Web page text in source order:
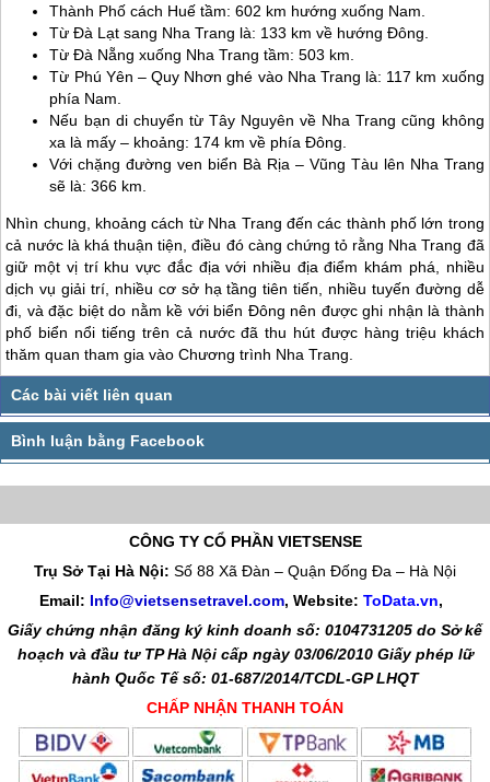
Thành Phố cách Huế tầm: 602 km hướng xuống Nam.
Từ Đà Lạt sang Nha Trang là: 133 km về hướng Đông.
Từ Đà Nẵng xuống Nha Trang tầm: 503 km.
Từ Phú Yên – Quy Nhơn ghé vào Nha Trang là: 117 km xuống
phía Nam.
Nếu bạn di chuyển từ Tây Nguyên về Nha Trang cũng không
xa là mấy – khoảng: 174 km về phía Đông.
Với chặng đường ven biển Bà Rịa – Vũng Tàu lên Nha Trang
sẽ là: 366 km.
Nhìn chung, khoảng cách từ Nha Trang đến các thành phố lớn trong
cả nước là khá thuận tiện, điều đó càng chứng tỏ rằng Nha Trang đã
giữ một vị trí khu vực đắc địa với nhiều địa điểm khám phá, nhiều
dịch vụ giải trí, nhiều cơ sở hạ tầng tiên tiến, nhiều tuyến đường dễ
đi, và đặc biệt do nằm kề với biển Đông nên được ghi nhận là thành
phố biển nổi tiếng trên cả nước đã thu hút được hàng triệu khách
thăm quan tham gia vào Chương trình Nha Trang
CÔNG TY CỔ PHẦN VIETSENSE
Trụ Sở Tại Hà Nội: Số 88 Xã Đàn – Quận Đống Đa – Hà Nội
Email: Info@vietsensetravel.com, Website: ToData.vn,
Giấy chứng nhận đăng ký kinh doanh số: 0104731205 do Sở kế
hoạch và đầu tư TP Hà Nội cấp ngày 03/06/2010 Giấy phép lữ
hành Quốc Tế số: 01-687/2014/TCDL-GP LHQT
CHẤP NHẬN THANH TOÁN